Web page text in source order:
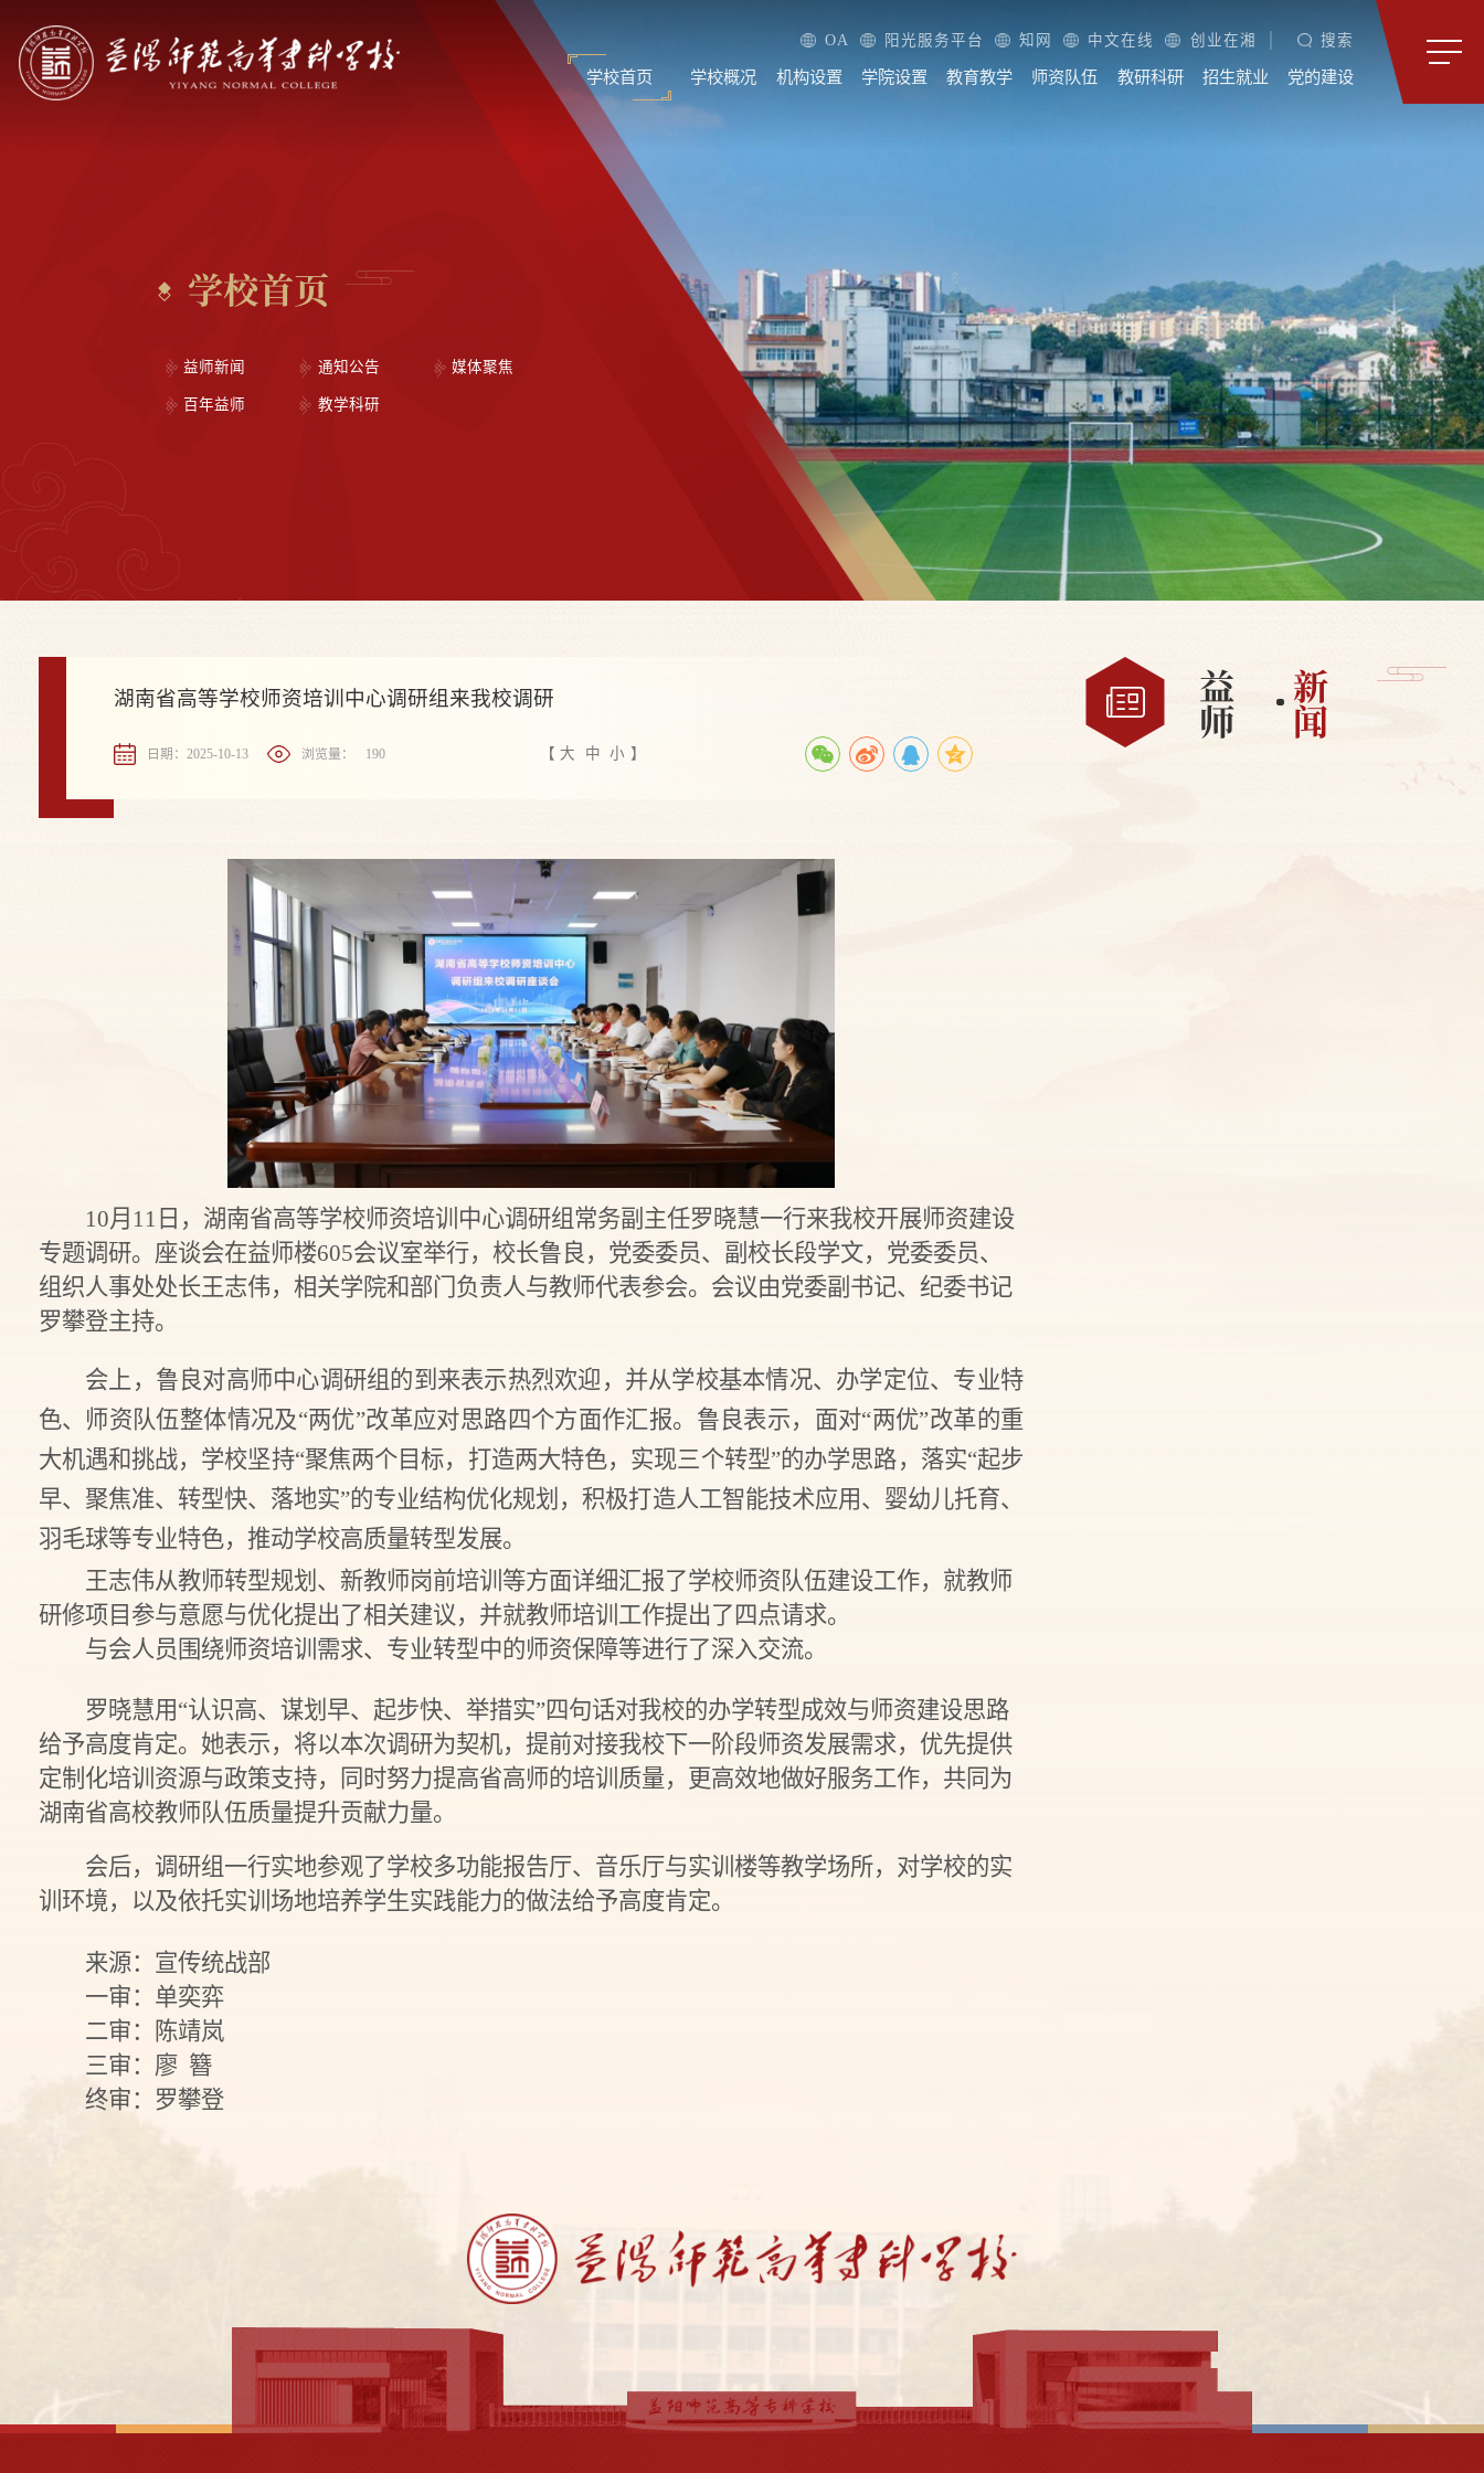
OA 阳光服务平台 知网 中文在线 创业在湘 搜索
学校首页 学校概况 机构设置 学院设置 教育教学 师资队伍 教研科研 招生就业 党的建设
学校首页
益师新闻 通知公告 媒体聚焦
百年益师 教学科研
湖南省高等学校师资培训中心调研组来我校调研
日期：2025-10-13 浏览量： 190 【 大 中 小 】
10月11日，湖南省高等学校师资培训中心调研组常务副主任罗晓慧一行来我校开展师资建设
专题调研。座谈会在益师楼605会议室举行，校长鲁良，党委委员、副校长段学文，党委委员、
组织人事处处长王志伟，相关学院和部门负责人与教师代表参会。会议由党委副书记、纪委书记
罗攀登主持。
会上，鲁良对高师中心调研组的到来表示热烈欢迎，并从学校基本情况、办学定位、专业特
色、师资队伍整体情况及“两优”改革应对思路四个方面作汇报。鲁良表示， 面对“两优”改革的重
大机遇和挑战，学校坚持“聚焦两个目标，打造两大特色，实现三个转型”的办学思路，落实“起步
早、 聚焦准、 转型快、 落地实”的专业结构优化规划，积极打造人工智能技术应用、婴幼儿托育、
羽毛球等专业特色，推动学校高质量转型发展。
王志伟从教师转型规划、新教师岗前培训等方面详细汇报了学校师资队伍建设工作，就教师
研修项目参与意愿与优化提出了相关建议，并就教师培训工作提出了四点请求。
与会人员围绕师资培训需求、专业转型中的师资保障等进行了深入交流。
罗晓慧用“认识高、谋划早、起步快、举措实”四句话对我校的办学转型成效与师资建设思路
给予高度肯定。她表示，将以本次调研为契机，提前对接我校下一阶段师资发展需求，优先提供
定制化培训资源与政策支持，同时努力提高省高师的培训质量，更高效地做好服务工作，共同为
湖南省高校教师队伍质量提升贡献力量。
会后，调研组一行实地参观了学校多功能报告厅、音乐厅与实训楼等教学场所，对学校的实
训环境，以及依托实训场地培养学生实践能力的做法给予高度肯定。
来源：宣传统战部
一审：单奕弈
二审：陈靖岚
三审：廖 簪
终审：罗攀登
益
师
新
闻